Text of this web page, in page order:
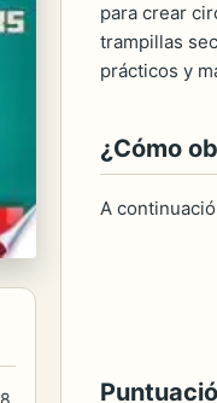
para crear
trampillas
prácticos y
¿Cómo
A